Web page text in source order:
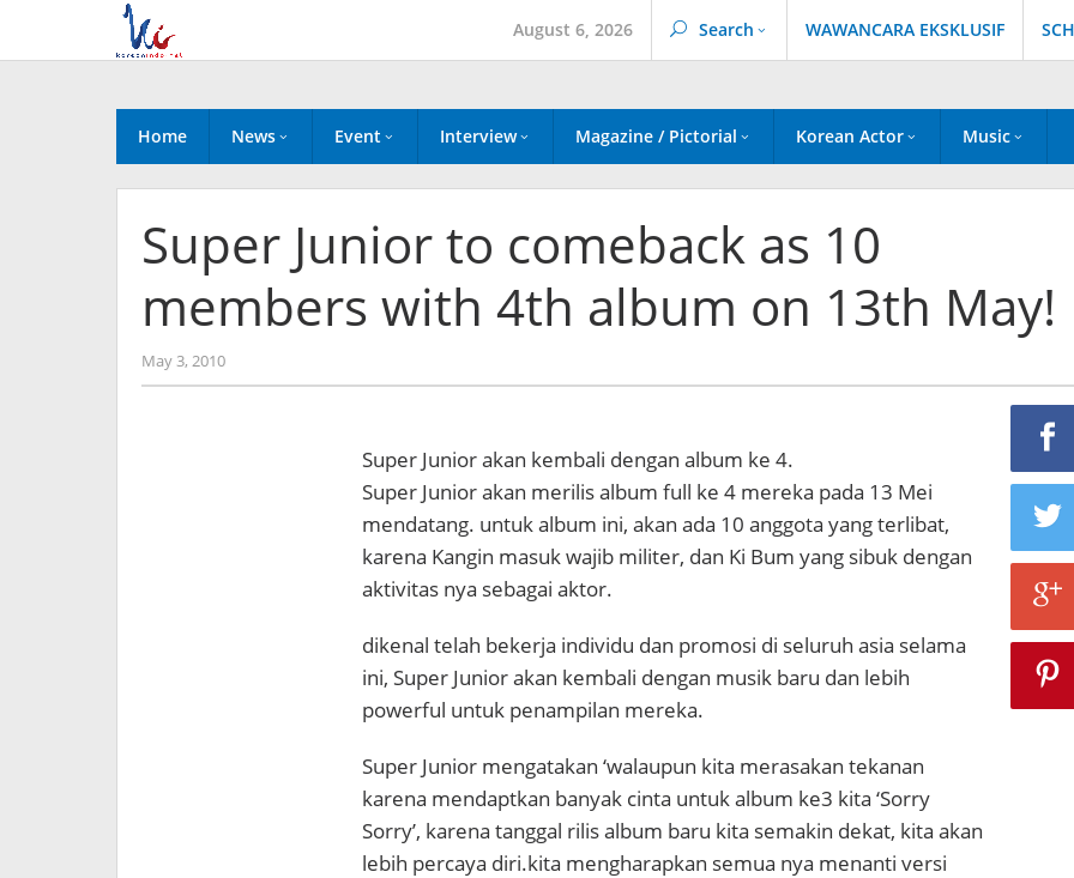
content
August 6, 2026 Search WAWANCARA EKSKLUSIF
Home News Event Interview Magazine / Pictorial Korean Actor Music
Super Junior to comeback as 10
members with 4th album on 13th May!
May 3, 2010by
Koreanindo
Super Junior akan kembali dengan album ke 4.
Super Junior akan merilis album full ke 4 mereka pada 13 Mei
mendatang. untuk album ini, akan ada 10 anggota yang terlibat,
karena Kangin masuk wajib militer, dan Ki Bum yang sibuk dengan
aktivitas nya sebagai aktor.
dikenal telah bekerja individu dan promosi di seluruh asia selama
ini, Super Junior akan kembali dengan musik baru dan lebih
powerful untuk penampilan mereka.
Super Junior mengatakan ‘walaupun kita merasakan tekanan
karena mendaptkan banyak cinta untuk album ke3 kita ‘Sorry
Sorry’, karena tanggal rilis album baru kita semakin dekat, kita akan
lebih percaya diri.kita mengharapkan semua nya menanti versi